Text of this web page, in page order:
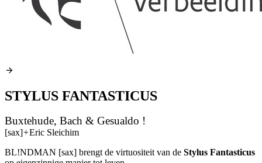
STYLUS FANTASTICUS
Buxtehude, Bach & Gesualdo !
[sax]+Eric Sleichim
BL!NDMAN [sax] brengt de virtuositeit van de Stylus Fantasticus